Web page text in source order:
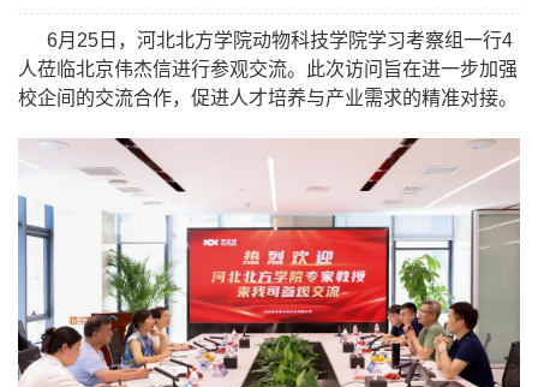
6月25日，河北北方学院动物科技学院学习考察组一行4
人莅临北京伟杰信进行参观交流。此次访问旨在进一步加强
校企间的交流合作，促进人才培养与产业需求的精准对接。